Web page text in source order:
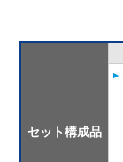
セット構成品